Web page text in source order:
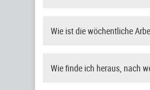
Wie ist die wöchentliche
Wie finde ich heraus, nach